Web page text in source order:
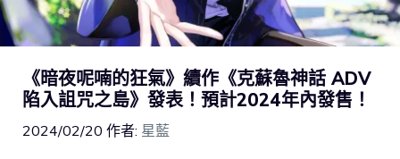
《暗夜呢喃的狂氣》續作《克蘇魯神話 ADV
陷入詛咒之島》發表！預計2024年內發售！
2024/02/20 作者: 星藍